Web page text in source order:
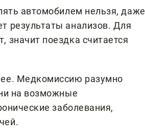
автомобилем нельзя, даже
результаты анализов. Для
значит поездка считается
Медкомиссию разумно
на возможные
заболевания,